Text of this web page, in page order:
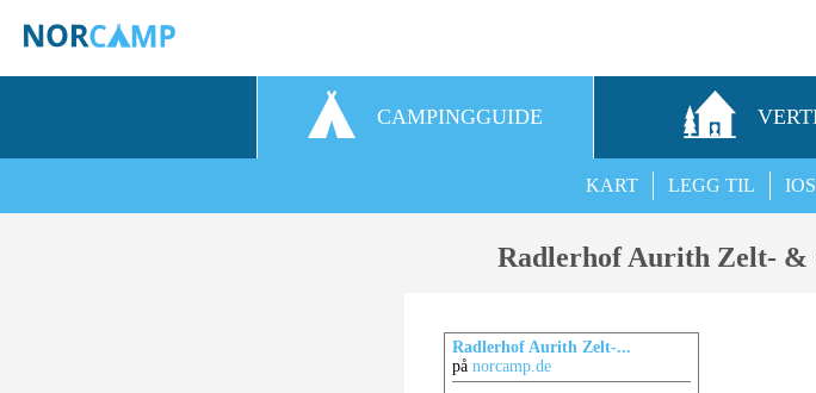
CAMPINGGUIDE
IOS
LEGG TIL
KART
Radlerhof Aurith Zelt- &
Radlerhof Aurith Zelt-...
pånorcamp.de